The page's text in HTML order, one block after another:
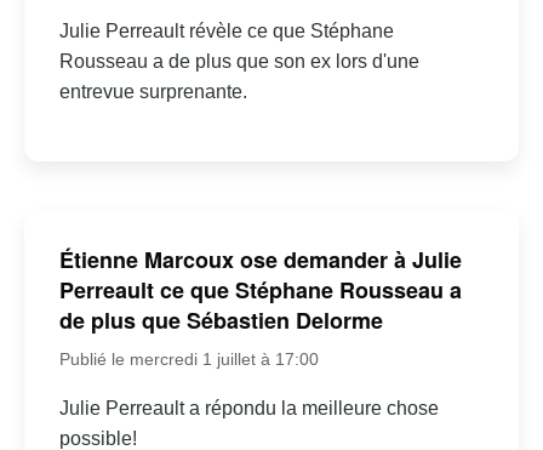
Julie Perreault révèle ce que Stéphane
Rousseau a de plus que son ex lors d'une
entrevue surprenante.
Étienne Marcoux ose demander à Julie
Perreault ce que Stéphane Rousseau a
de plus que Sébastien Delorme
Publié le mercredi 1 juillet à 17:00
Julie Perreault a répondu la meilleure chose
possible!